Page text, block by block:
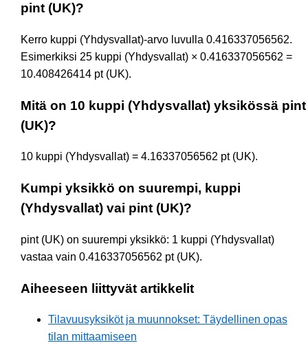
pint (UK)?
Kerro kuppi (Yhdysvallat)-arvo luvulla 0.416337056562.
Esimerkiksi 25 kuppi (Yhdysvallat) × 0.416337056562 =
10.408426414 pt (UK).
Mitä on 10 kuppi (Yhdysvallat) yksikössä pint
(UK)?
10 kuppi (Yhdysvallat) = 4.16337056562 pt (UK).
Kumpi yksikkö on suurempi, kuppi
(Yhdysvallat) vai pint (UK)?
pint (UK) on suurempi yksikkö: 1 kuppi (Yhdysvallat)
vastaa vain 0.416337056562 pt (UK).
Aiheeseen liittyvät artikkelit
Tilavuusyksiköt ja muunnokset: Täydellinen opas
tilan mittaamiseen